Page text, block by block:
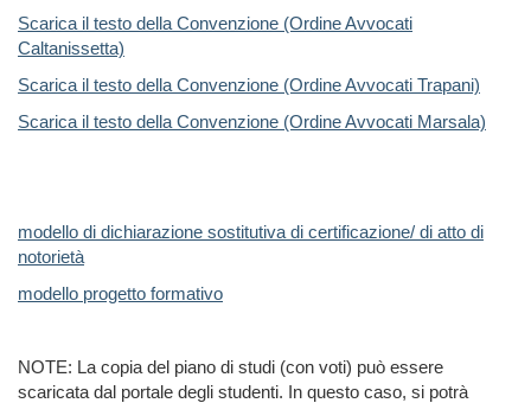
Scarica il testo della Convenzione (Ordine Avvocati
Caltanissetta)
Scarica il testo della Convenzione (Ordine Avvocati Trapani)
Scarica il testo della Convenzione (Ordine Avvocati Marsala)
modello di dichiarazione sostitutiva di certificazione/ di atto di
notorietà
modello progetto formativo
NOTE: La copia del piano di studi (con voti) può essere
scaricata dal portale degli studenti. In questo caso, si potrà